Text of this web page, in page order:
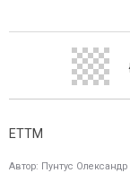
ЕТТМ
Автор: Пунтус Олександр